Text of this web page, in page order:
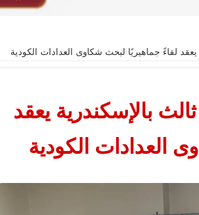
لقاءً جماهيريًا لبحث شكاوى العدادات الكودية
بالإسكندرية يعقد
العدادات الكودية